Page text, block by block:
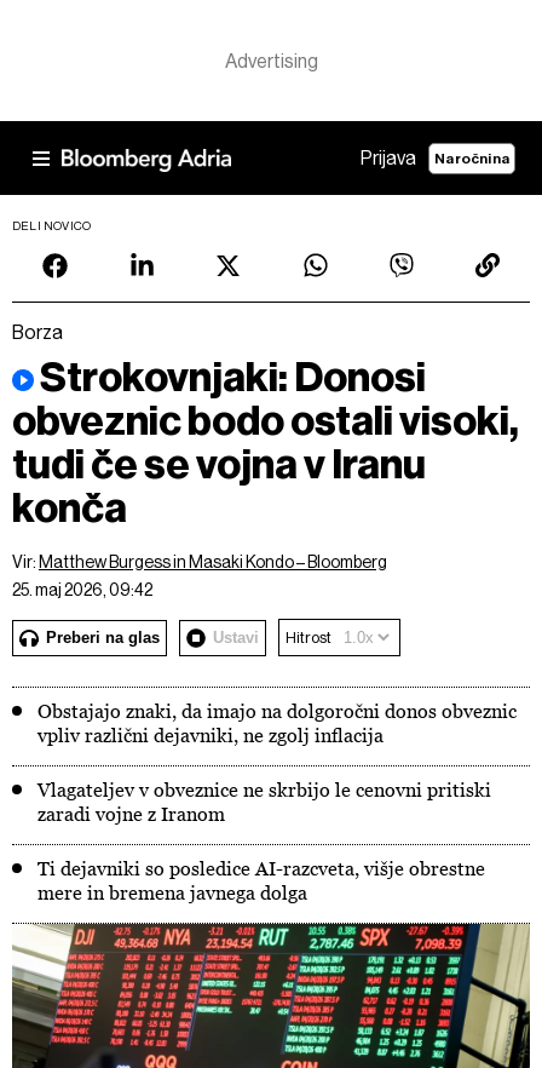
Prijava Naročnina
DELI NOVICO
Borza
Strokovnjaki: Donosi
obveznic bodo ostali visoki,
tudi če se vojna v Iranu
konča
Vir: Matthew Burgess in Masaki Kondo – Bloomberg
25. maj 2026, 09:42
Preberi na glas Ustavi Hitrost
Obstajajo znaki, da imajo na dolgoročni donos obveznic
vpliv različni dejavniki, ne zgolj inflacija
Vlagateljev v obveznice ne skrbijo le cenovni pritiski
zaradi vojne z Iranom
Ti dejavniki so posledice AI-razcveta, višje obrestne
mere in bremena javnega dolga